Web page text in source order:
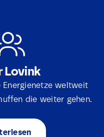
Lovink
weltweit
die weiter gehen.